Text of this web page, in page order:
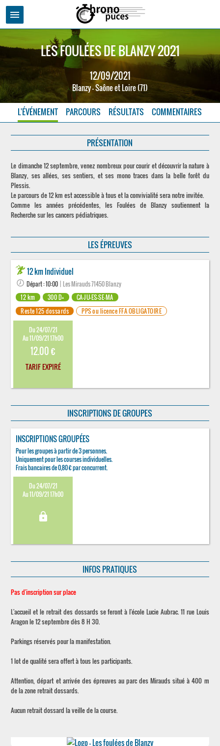
menu
LES FOULÉES DE BLANZY 2021
12/09/2021
Blanzy - Saône et Loire (71)
L'ÉVÉNEMENT PARCOURS RÉSULTATS COMMENTAIRES
PRÉSENTATION
Le dimanche 12 septembre, venez nombreux pour courir et découvrir la nature à
Blanzy, ses allées, ses sentiers, et ses mono traces dans la belle forêt du
Plessis.
Le parcours de 12 km est accessible à tous et la convivialité sera notre invitée.
Comme les années précédentes, les Foulées de Blanzy soutiennent la
Recherche sur les cancers pédiatriques.
LES ÉPREUVES
12 km Individuel
Départ : 10:00 | Les Mirauds 71450 Blanzy
12 km
300 D+
CA-JU-ES-SE-MA
Reste 125 dossards
PPS ou licence FFA OBLIGATOIRE
Du 24/07/21
Au 11/09/21 17h00
12.00 €
TARIF EXPIRÉ
INSCRIPTIONS DE GROUPES
INSCRIPTIONS GROUPÉES
Pour les groupes à partir de 3 personnes.
Uniquement pour les courses individuelles.
Frais bancaires de 0,80 € par concurrent.
Du 24/07/21
Au 11/09/21 17h00
lock
INFOS PRATIQUES
Pas d'inscription sur place
L'accueil et le retrait des dossards se feront à l'école Lucie Aubrac. 11 rue Louis
Aragon le 12 septembre dès 8 H 30.
Parkings réservés pour la manifestation.
1 lot de qualité sera offert à tous les participants.
Attention, départ et arrivée des épreuves au parc des Mirauds situé à 400 m
de la zone retrait dossards.
Aucun retrait dossard la veille de la course.